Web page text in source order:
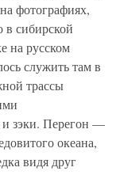
фотографиях,
сибирской
на русском
служить там в
трассы
и зэки. Перегон —
океана,
видя друг